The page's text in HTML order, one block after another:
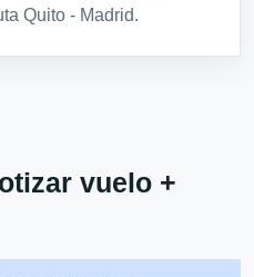
Quito - Madrid.
vuelo +